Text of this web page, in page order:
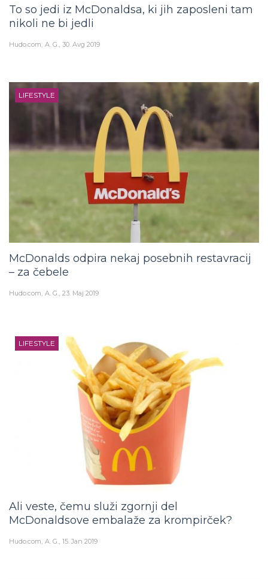
To so jedi iz McDonaldsa, ki jih zaposleni tam
nikoli ne bi jedli
Hudo.com A. G. 30. Avg 2019
LIFESTYLE
McDonalds odpira nekaj posebnih restavracij
– za čebele
Hudo.com A. G. 23. Maj 2019
LIFESTYLE
Ali veste, čemu služi zgornji del
McDonaldsove embalaže za krompirček?
Hudo.com A. G. 15. Jan 2019